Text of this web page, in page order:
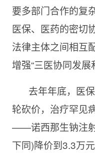
要多部门合作的复
医保、医药的密切
法律主体之间相互
增强“三医协同发展
去年年底，医
轮砍价，治疗罕见
——诺西那生钠注射
下同)降价到3.3万